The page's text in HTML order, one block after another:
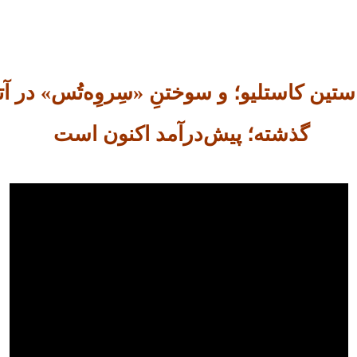
کاستلیو؛ و سوختنِ «سِروِه‌تُس» در
گذشته؛ پیش‌درآمد اکنون است